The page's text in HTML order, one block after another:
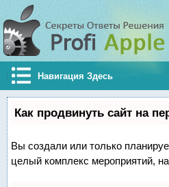
Навигация Здесь
Как продвинуть сайт на
Вы создали или только
целый комплекс мероприятий,